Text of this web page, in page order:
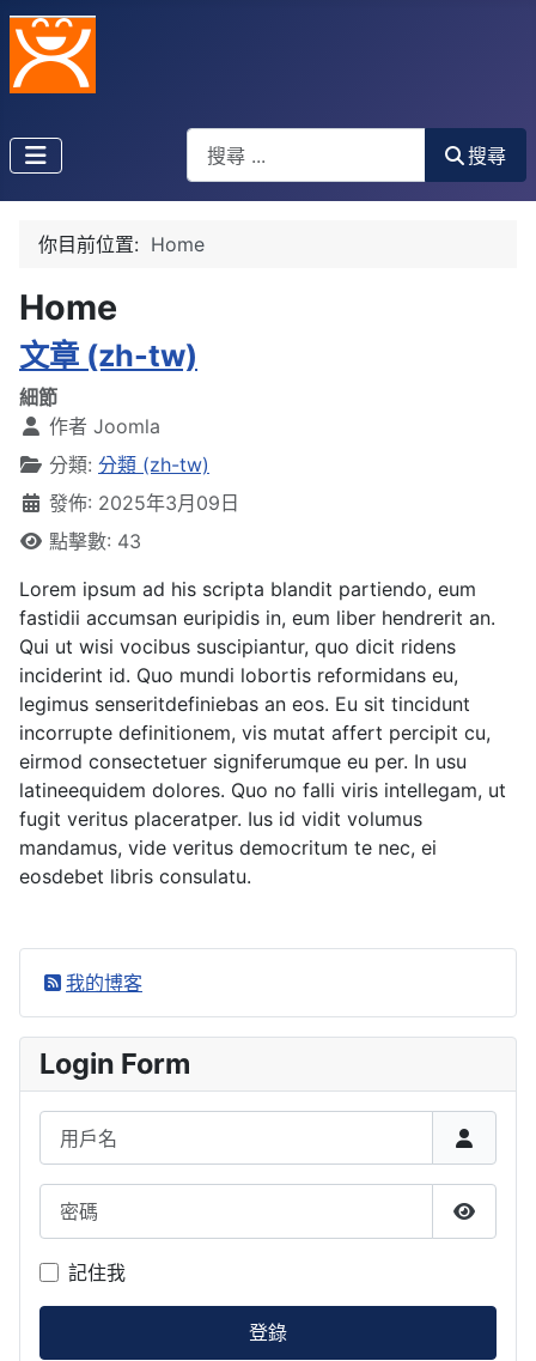
搜索
搜尋
你目前位置: Home
Home
文章 (zh-tw)
細節
作者 Joomla
分類: 分類 (zh-tw)
發佈: 2025年3月09日
點擊數: 43
Lorem ipsum ad his scripta blandit partiendo, eum
fastidii accumsan euripidis in, eum liber hendrerit an.
Qui ut wisi vocibus suscipiantur, quo dicit ridens
inciderint id. Quo mundi lobortis reformidans eu,
legimus senseritdefiniebas an eos. Eu sit tincidunt
incorrupte definitionem, vis mutat affert percipit cu,
eirmod consectetuer signiferumque eu per. In usu
latineequidem dolores. Quo no falli viris intellegam, ut
fugit veritus placeratper. Ius id vidit volumus
mandamus, vide veritus democritum te nec, ei
eosdebet libris consulatu.
我的博客
Login Form
用戶名
密碼
顯示密
記住我
登錄